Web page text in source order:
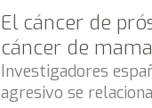
El cáncer de
cáncer de
Investigadores
agresivo se